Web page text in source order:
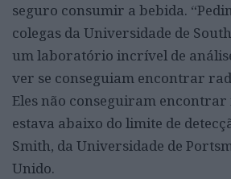
seguro consumir a bebida.
colegas da Universidade de
um laboratório incrível de
ver se conseguiam encontrar
Eles não conseguiram encontrar
estava abaixo do limite de
Smith, da Universidade de
Unido.